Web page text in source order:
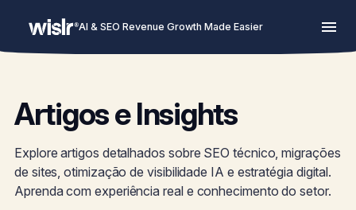
AI & SEO Revenue Growth Made Easier
Artigos e Insights
Explore artigos detalhados sobre SEO técnico, migrações
de sites, otimização de visibilidade IA e estratégia digital.
Aprenda com experiência real e conhecimento do setor.